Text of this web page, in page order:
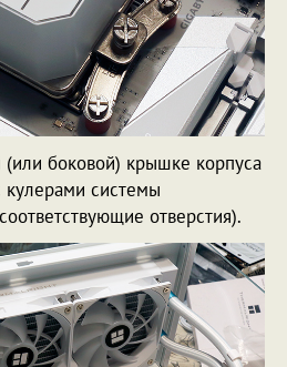
(или боковой) крышке корпуса
кулерами системы
отверстия).